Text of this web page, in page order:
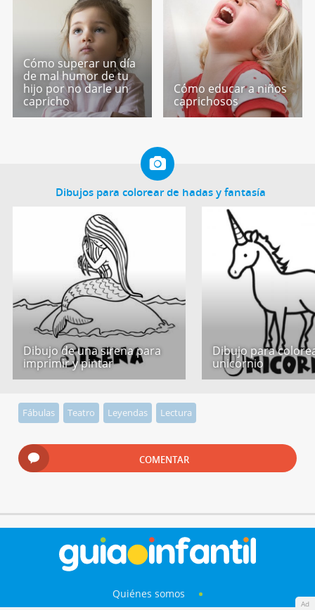
Cómo superar un día
de mal humor de tu
hijo por no darle un
capricho
Cómo educar a niños
caprichosos
Dibujos para colorear de hadas y fantasía
Dibujo de una sirena para
imprimir y pintar
Dibujo para
unicornio
Fábulas Teatro Leyendas Lectura
COMENTAR
Ad
Quiénes somos